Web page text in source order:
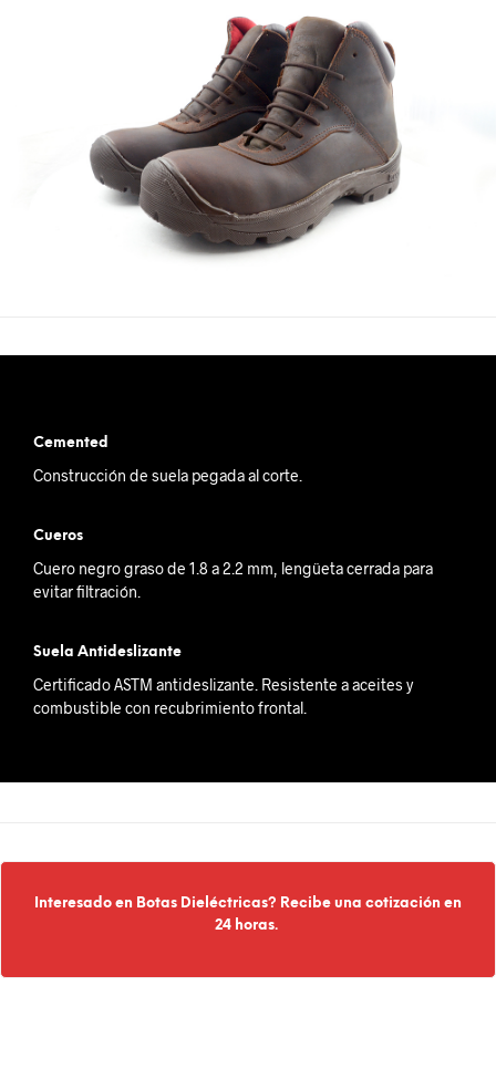
Cemented
Construcción de suela pegada al corte.
Cueros
Cuero negro graso de 1.8 a 2.2 mm, lengüeta cerrada para
evitar filtración.
Suela Antideslizante
Certificado ASTM antideslizante. Resistente a aceites y
combustible con recubrimiento frontal.
Interesado en Botas Dieléctricas? Recibe una cotización en
24 horas.